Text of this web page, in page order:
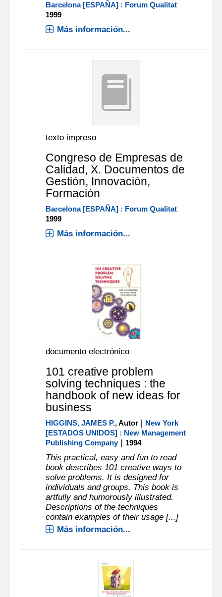
Barcelona [ESPAÑA] : Forum Qualitat
1999
Más información...
texto impreso
Congreso de Empresas de
Calidad, X. Documentos de
Gestión, Innovación,
Formación
Barcelona [ESPAÑA] : Forum Qualitat
1999
Más información...
documento electrónico
101 creative problem
solving techniques : the
handbook of new ideas for
business
HIGGINS, JAMES P., Autor | New York
[ESTADOS UNIDOS] : New Management
Publishing Company| 1994
This practical, easy and fun to read
book describes 101 creative ways to
solve problems. It is designed for
individuals and groups. This book is
artfully and humorously illustrated.
Descriptions of the techniques
contain examples of their usage [...]
Más información...